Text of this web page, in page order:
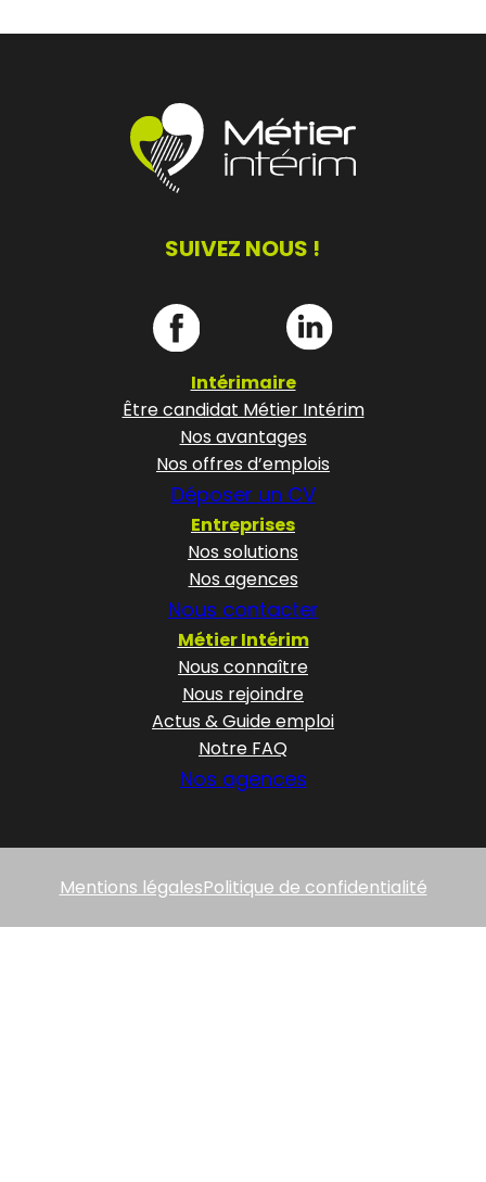
SUIVEZ NOUS !
Intérimaire
Être candidat Métier Intérim
Nos avantages
Nos offres d’emplois
Déposer un CV
Entreprises
Nos solutions
Nos agences
Nous contacter
Métier Intérim
Nous connaître
Nous rejoindre
Actus & Guide emploi
Notre FAQ
Nos agences
Mentions légalesPolitique de confidentialité